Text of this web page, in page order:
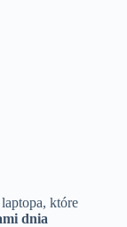
które
dnia